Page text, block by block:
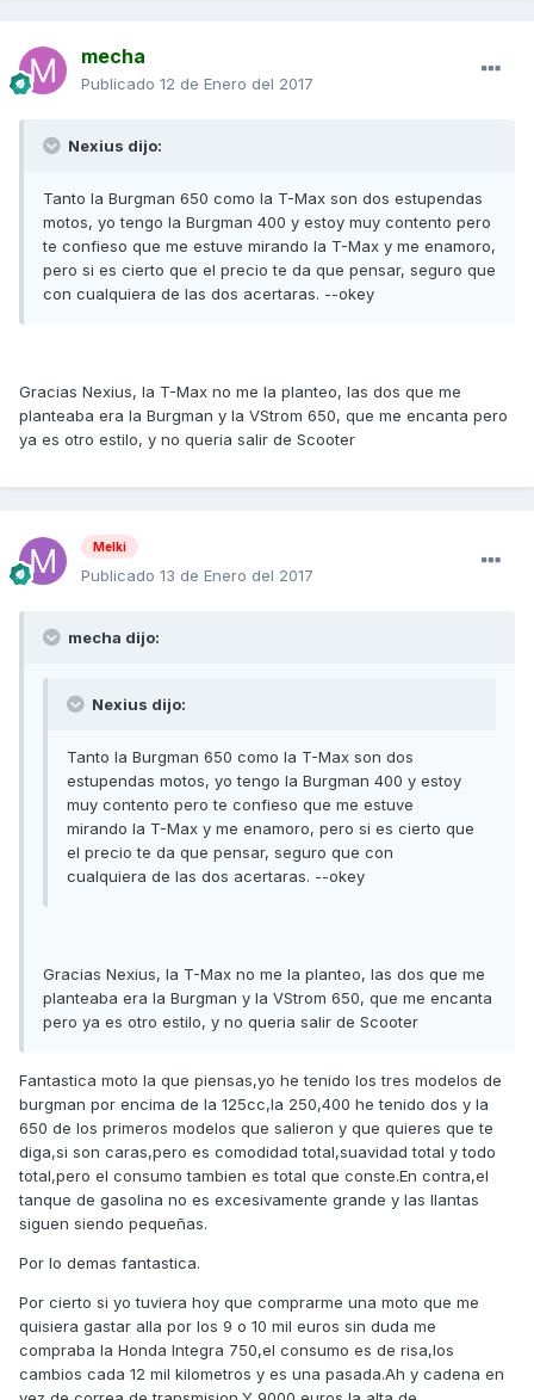
mecha
Publicado 12 de Enero del 2017
Nexius dijo:
Tanto la Burgman 650 como la T-Max son dos estupendas
motos, yo tengo la Burgman 400 y estoy muy contento pero
te confieso que me estuve mirando la T-Max y me enamoro,
pero si es cierto que el precio te da que pensar, seguro que
con cualquiera de las dos acertaras. --okey
Gracias Nexius, la T-Max no me la planteo, las dos que me
planteaba era la Burgman y la VStrom 650, que me encanta pero
ya es otro estilo, y no queria salir de Scooter
Melki
Publicado 13 de Enero del 2017
mecha dijo:
Nexius dijo:
Tanto la Burgman 650 como la T-Max son dos
estupendas motos, yo tengo la Burgman 400 y estoy
muy contento pero te confieso que me estuve
mirando la T-Max y me enamoro, pero si es cierto que
el precio te da que pensar, seguro que con
cualquiera de las dos acertaras. --okey
Gracias Nexius, la T-Max no me la planteo, las dos que me
planteaba era la Burgman y la VStrom 650, que me encanta
pero ya es otro estilo, y no queria salir de Scooter
Fantastica moto la que piensas,yo he tenido los tres modelos de
burgman por encima de la 125cc,la 250,400 he tenido dos y la
650 de los primeros modelos que salieron y que quieres que te
diga,si son caras,pero es comodidad total,suavidad total y todo
total,pero el consumo tambien es total que conste.En contra,el
tanque de gasolina no es excesivamente grande y las llantas
siguen siendo pequeñas.
Por lo demas fantastica.
Por cierto si yo tuviera hoy que comprarme una moto que me
quisiera gastar alla por los 9 o 10 mil euros sin duda me
compraba la Honda Integra 750,el consumo es de risa,los
cambios cada 12 mil kilometros y es una pasada.Ah y cadena en